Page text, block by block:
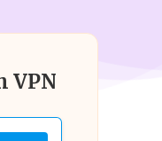
VPN